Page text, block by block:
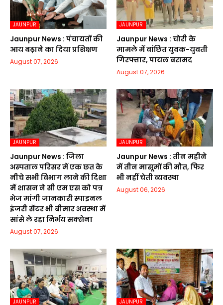
JAUNPUR
Jaunpur News : पंचायतों की
आय बढ़ाने का दिया प्रशिक्षण
August 07, 2026
JAUNPUR
Jaunpur News : चोरी के
मामले में वांछित युवक-युवती
गिरफ्तार, पायल बरामद
August 07, 2026
JAUNPUR
Jaunpur News : जिला
अस्पताल परिसर में एक छत के
नीचे सभी विभाग लाने की दिशा
में शासन ने सी एम एस को पत्र
भेज मांगी जानकारी स्पाइनल
इंजरी सेंटर भी बीमार अवस्था में
सांसे ले रहा निर्भय सक्सेना
August 07, 2026
JAUNPUR
Jaunpur News : तीन महीने
में तीन मासूमों की मौत, फिर
भी नहीं चेती व्यवस्था
August 06, 2026
JAUNPUR JAUNPUR